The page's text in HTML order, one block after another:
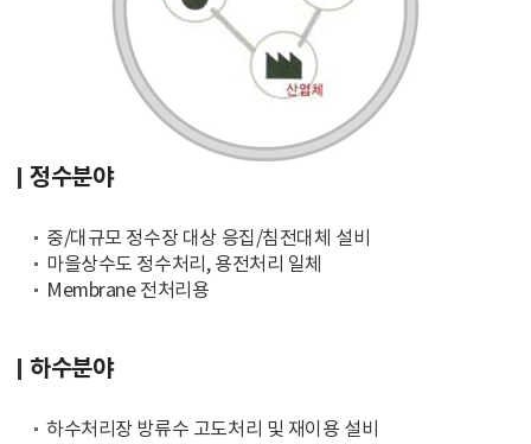
정수분야
중/대규모 정수장 대상 응집/침전대체 설비
마을상수도 정수처리, 용전처리 일체
Membrane 전처리용
하수분야
하수처리장 방류수 고도처리 및 재이용 설비